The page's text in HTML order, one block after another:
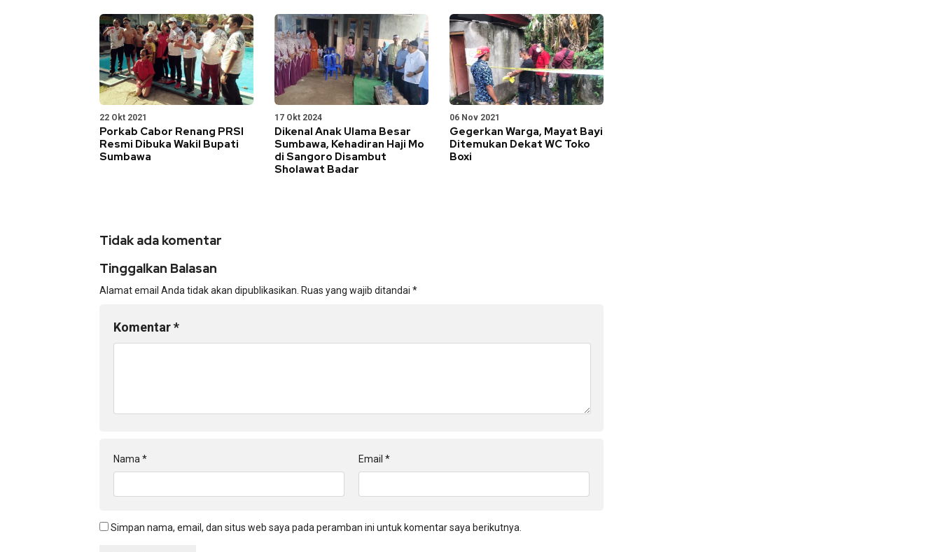
22 Okt 2021
Porkab Cabor Renang PRSI
Resmi Dibuka Wakil Bupati
Sumbawa
17 Okt 2024
Dikenal Anak Ulama Besar
Sumbawa, Kehadiran Haji Mo
di Sangoro Disambut
Sholawat Badar
06 Nov 2021
Gegerkan Warga, Mayat Bayi
Ditemukan Dekat WC Toko
Boxi
Tidak ada komentar
Tinggalkan Balasan
Alamat email Anda tidak akan dipublikasikan. Ruas yang wajib ditandai *
Komentar*
Nama * Email *
Simpan nama, email, dan situs web saya pada peramban ini untuk komentar saya berikutnya.